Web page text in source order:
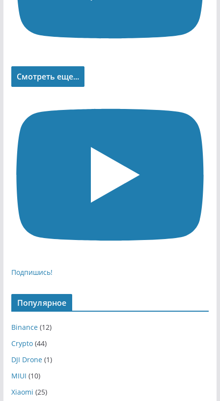
Смотреть еще...
Подпишись!
Популярное
Binance(12)
Crypto(44)
DJI Drone(1)
MIUI (10)
Xiaomi (25)